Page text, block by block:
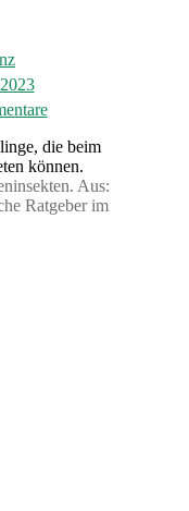
zu
Feinde
und
Freunde
–
Nützlinge
im
Aus:
Ratgeber im